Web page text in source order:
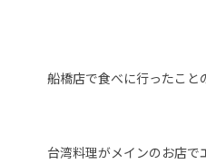
船橋店で食べに行ったこと
台湾料理がメインのお店